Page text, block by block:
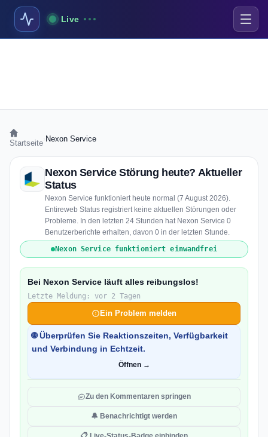
Live
Startseite Nexon Service
Nexon Service Störung heute? Aktueller
Status
Nexon Service funktioniert heute normal (7 August 2026).
Entireweb Status registriert keine aktuellen Störungen oder
Probleme. In den letzten 24 Stunden hat Nexon Service 0
Benutzerberichte erhalten, davon 0 in der letzten Stunde.
Nexon Service funktioniert einwandfrei
Bei Nexon Service läuft alles reibungslos!
Letzte Meldung: vor 2 Tagen
Ein Problem melden
🌐 Überprüfen Sie Reaktionszeiten, Verfügbarkeit
und Verbindung in Echtzeit.
Öffnen →
Zu den Kommentaren springen
🔔 Benachrichtigt werden